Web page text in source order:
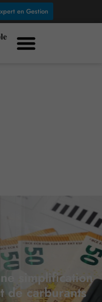
en Gestion
simplification
de carburants